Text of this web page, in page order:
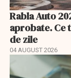
Rabla Auto
aprobate. Ce
de zile
04 AUGUST 2026